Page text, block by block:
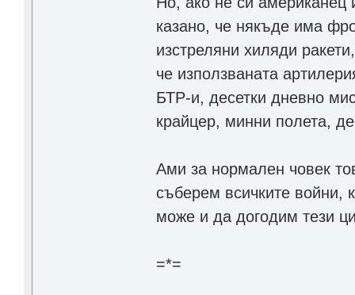
казано, че някъде има
изстреляни хиляди
че използваната
БТР-и, десетки дневно
крайцер, минни полета,
Ами за нормален човек
съберем всичките войни,
може и да догодим тези
=*=